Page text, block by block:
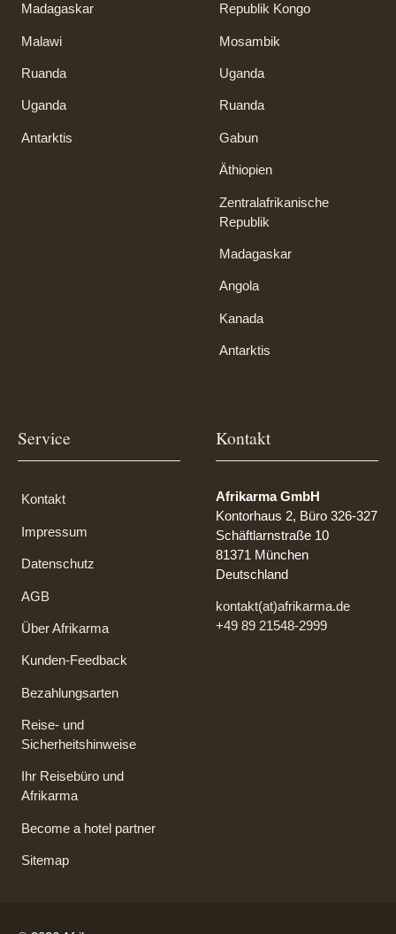
Madagaskar
Malawi
Ruanda
Uganda
Antarktis
Republik Kongo
Mosambik
Uganda
Ruanda
Gabun
Äthiopien
Zentralafrikanische
Republik
Madagaskar
Angola
Kanada
Antarktis
Service
Kontakt
Impressum
Datenschutz
AGB
Über Afrikarma
Kunden-Feedback
Bezahlungsarten
Reise- und
Sicherheitshinweise
Ihr Reisebüro und
Afrikarma
Become a hotel partner
Sitemap
Kontakt
Afrikarma GmbH
Kontorhaus 2, Büro 326-327
Schäftlarnstraße 10
81371 München
Deutschland
kontakt(at)afrikarma.de
+49 89 21548-2999